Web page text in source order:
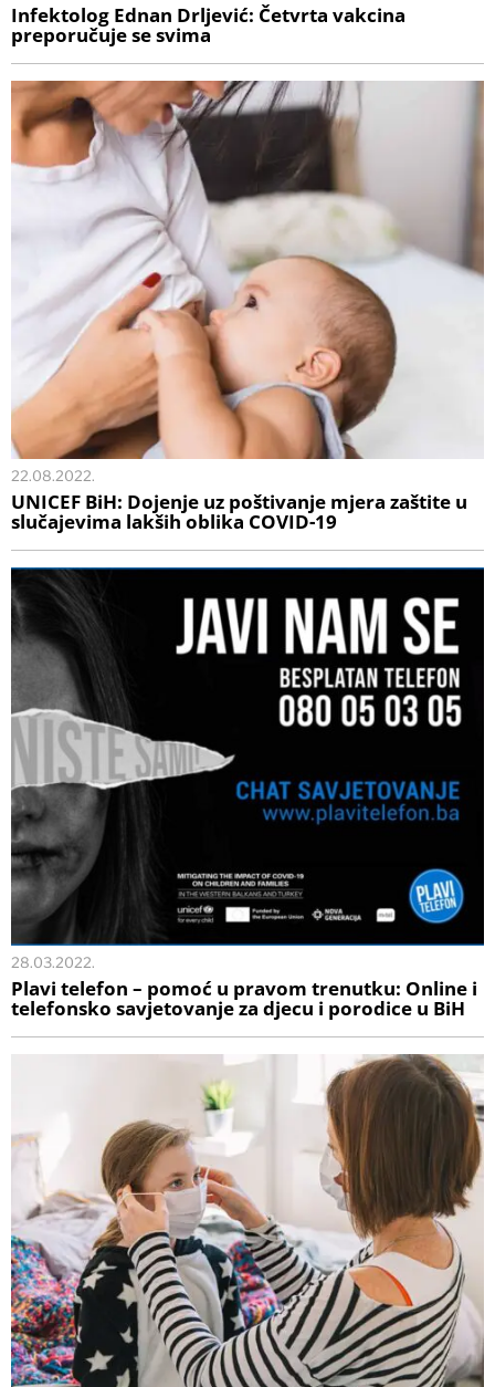
Infektolog Ednan Drljević: Četvrta vakcina
preporučuje se svima
22.08.2022.
UNICEF BiH: Dojenje uz poštivanje mjera zaštite u
slučajevima lakših oblika COVID-19
28.03.2022.
Plavi telefon – pomoć u pravom trenutku: Online i
telefonsko savjetovanje za djecu i porodice u BiH